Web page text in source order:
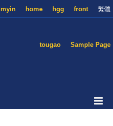
繁體
front
hgg
home
myin
Sample Page
tougao